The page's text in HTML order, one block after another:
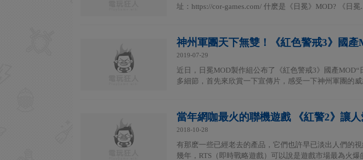
址：https://cor-games.com/ 什麽是《日冕》MOD? 《日冕
神州軍團天下無雙！《紅色警戒3》國產
2019-07-29
近日，日冕MOD製作組公布了《紅色警戒3》國產
多細節，首先來欣賞一下宣傳片，感受一下神州軍團的
當年網咖最火的聯機遊戲 《紅警2》讓
2018-10-28
有那麽一些已經老去的產品，它們也許早已淡出人們的
幾年，RTS（即時戰略遊戲）可以說是遊戲市場最為火